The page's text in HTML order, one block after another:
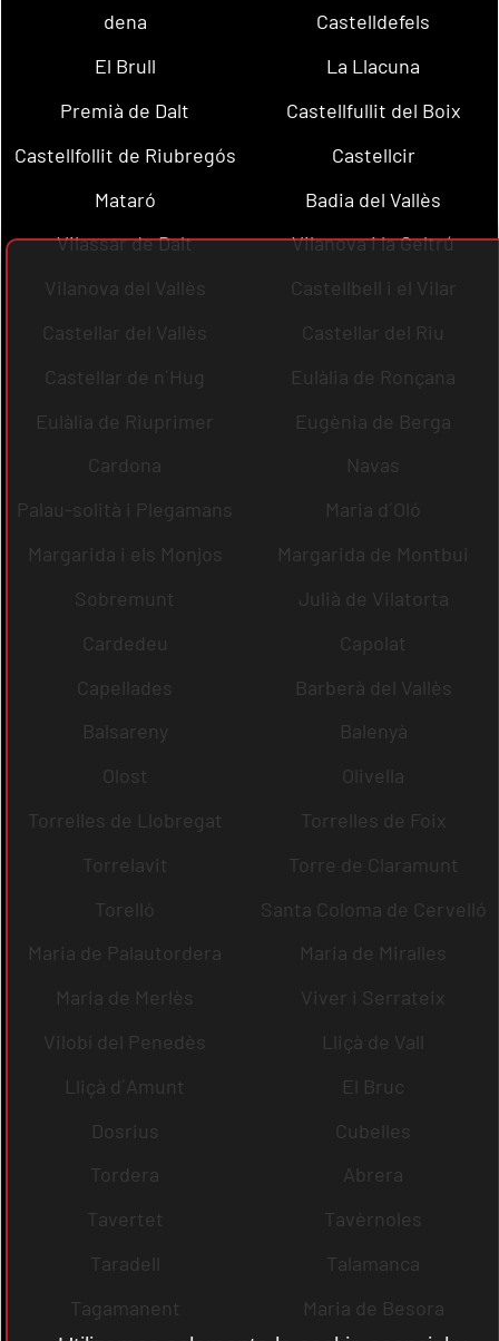
dena
Castelldefels
El Brull
La Llacuna
Premià de Dalt
Castellfullit del Boix
Castellfollit de Riubregós
Castellcir
Mataró
Badia del Vallès
Vilassar de Dalt
Vilanova i la Geltrú
Vilanova del Vallès
Castellbell i el Vilar
Castellar del Vallès
Castellar del Riu
Castellar de n´Hug
Eulàlia de Ronçana
Eulàlia de Riuprimer
Eugènia de Berga
Cardona
Navas
Palau-solità i Plegamans
Maria d´Oló
Margarida i els Monjos
Margarida de Montbui
Sobremunt
Julià de Vilatorta
Cardedeu
Capolat
Capellades
Barberà del Vallès
Balsareny
Balenyà
Olost
Olivella
Torrelles de Llobregat
Torrelles de Foix
Torrelavit
Torre de Claramunt
Torelló
Santa Coloma de Cervelló
Maria de Palautordera
Maria de Miralles
Maria de Merlès
Viver i Serrateix
Vilobí del Penedès
Lliçà de Vall
Lliçà d´Amunt
El Bruc
Dosrius
Cubelles
Tordera
Abrera
Tavertet
Tavèrnoles
Taradell
Talamanca
Tagamanent
Maria de Besora